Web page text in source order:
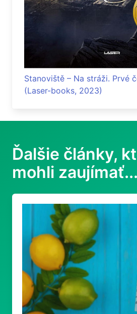
Stanoviště – Na stráži. Prvé
(Laser-books, 2023)
Ďalšie články,
mohli zaujímať...